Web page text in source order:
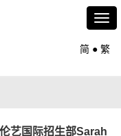
简 ● 繁
艺国际招生部Sarah